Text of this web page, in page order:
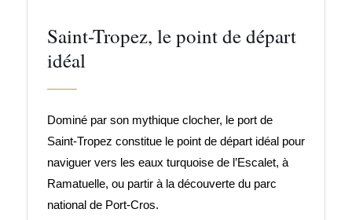
Saint-Tropez, le point de départ
idéal
Dominé par son mythique clocher, le port de
Saint-Tropez constitue le point de départ idéal pour
naviguer vers les eaux turquoise de l’Escalet, à
Ramatuelle, ou partir à la découverte du parc
national de Port-Cros.